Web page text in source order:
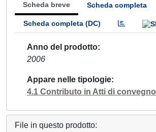
Scheda breve Scheda completa
Scheda completa (DC)
Anno del prodotto
2006
Appare nelle tipologie
4.1 Contributo in Atti di convegno
File in questo prodotto: